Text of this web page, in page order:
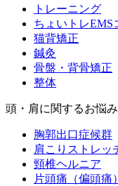
トレーニング
ちょいトレEMS
猫背矯正
鍼灸
骨盤・背骨矯正
整体
頭・肩に関するお悩み
胸郭出口症候群
肩こりストレッ
頸椎ヘルニア
片頭痛（偏頭痛）